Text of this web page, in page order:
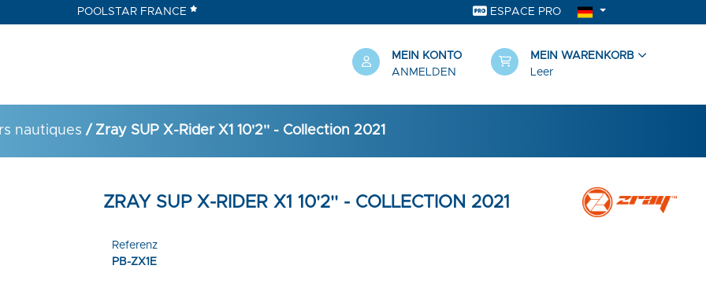
POOLSTAR FRANCE ESPACE PRO
MEIN KONTO
ANMELDEN
MEIN WARENKORB
Leer
nautiques / Zray SUP X-Rider X1 10'2'' - Collection 2021
ZRAY SUP X-RIDER X1 10'2'' - COLLECTION 2021
Referenz
PB-ZX1E